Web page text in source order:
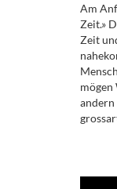
Am
Zeit.»
Zeit
mögen
andern